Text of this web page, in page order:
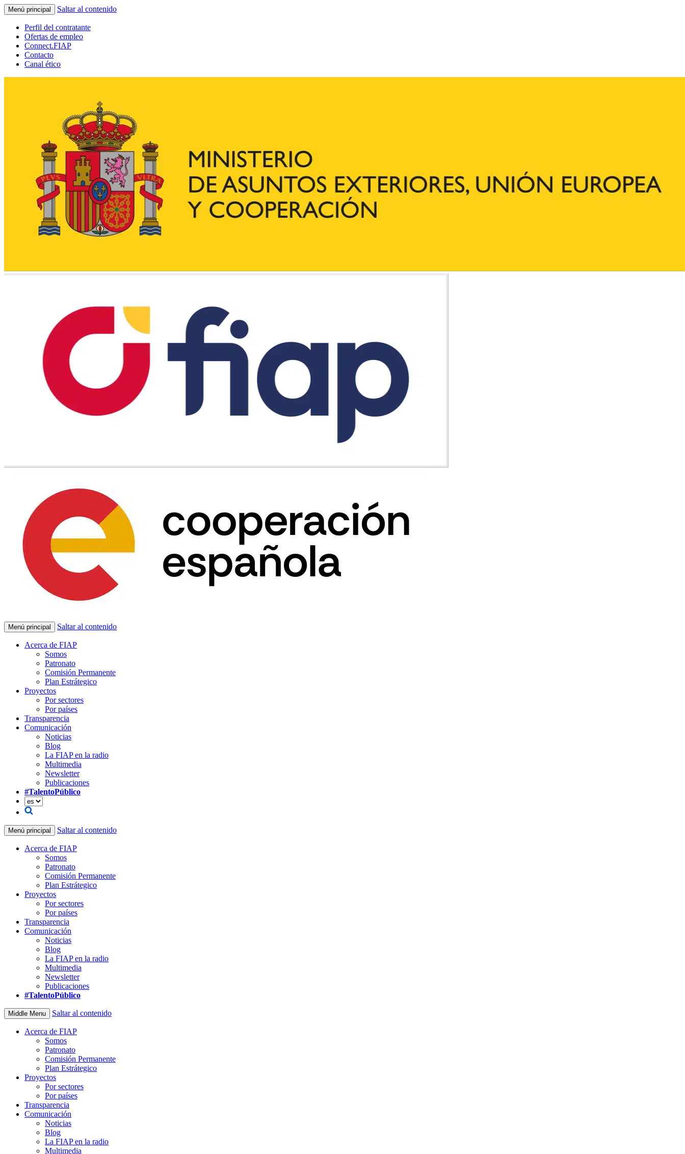
Menú principal Saltar al contenido
Perfil del contratante
Ofertas de empleo
Connect.FIAP
Contacto
Canal ético
Menú principal Saltar al contenido
Acerca de FIAP
Somos
Patronato
Comisión Permanente
Plan Estrátegico
Proyectos
Por sectores
Por países
Transparencia
Comunicación
Noticias
Blog
La FIAP en la radio
Multimedia
Newsletter
Publicaciones
#TalentoPúblico
Menú principal Saltar al contenido
Acerca de FIAP
Somos
Patronato
Comisión Permanente
Plan Estrátegico
Proyectos
Por sectores
Por países
Transparencia
Comunicación
Noticias
Blog
La FIAP en la radio
Multimedia
Newsletter
Publicaciones
#TalentoPúblico
Middle Menu Saltar al contenido
Acerca de FIAP
Somos
Patronato
Comisión Permanente
Plan Estrátegico
Proyectos
Por sectores
Por países
Transparencia
Comunicación
Noticias
Blog
La FIAP en la radio
Multimedia